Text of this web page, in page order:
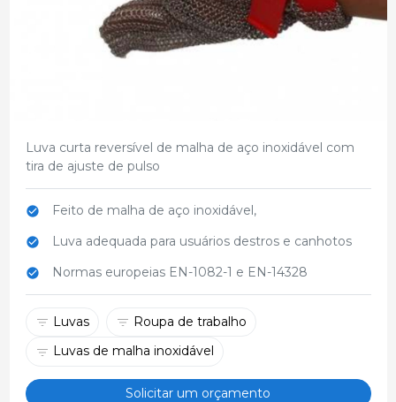
Luva curta reversível de malha de aço inoxidável com
tira de ajuste de pulso
Feito de malha de aço inoxidável,
Luva adequada para usuários destros e canhotos
Normas europeias EN-1082-1 e EN-14328
Luvas
Roupa de trabalho
Luvas de malha inoxidável
Solicitar um orçamento